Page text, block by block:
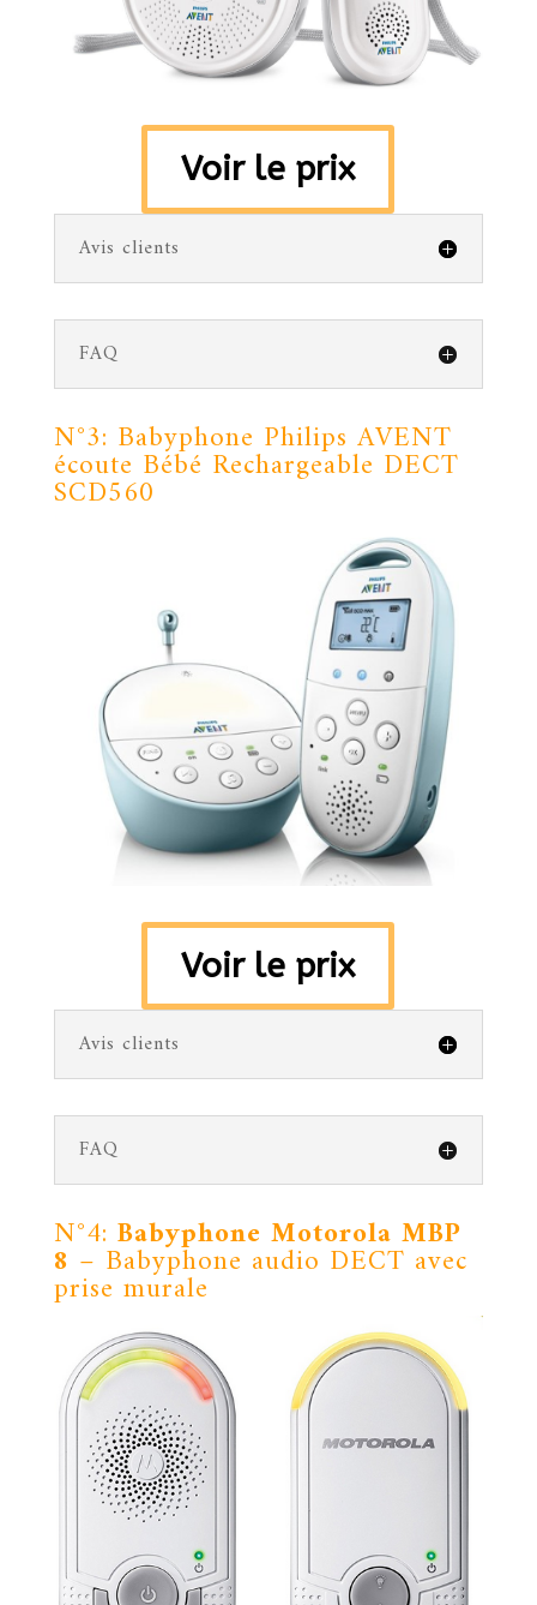
Voir le prix
Avis clients
FAQ
N°3: Babyphone Philips AVENT
écoute Bébé Rechargeable DECT
SCD560
Voir le prix
Avis clients
FAQ
N°4: Babyphone Motorola MBP
8 – Babyphone audio DECT avec
prise murale